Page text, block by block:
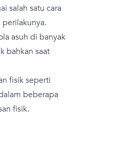
salah satu cara
asuh di banyak
bahkan saat
fisik seperti
beberapa
fisik.